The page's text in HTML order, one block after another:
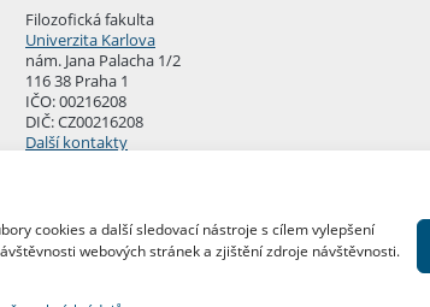
cookies a další sledovací nástroje s cílem vylepšení
webových stránek a zjištění zdroje návštěvnosti.
Filozofická fakulta
Univerzita Karlova
nám. Jana Palacha 1/2
116 38 Praha 1
IČO: 00216208
DIČ: CZ00216208
Další kontakty